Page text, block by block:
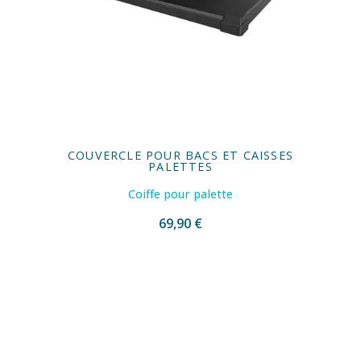
COUVERCLE POUR BACS ET CAISSES
PALETTES
Coiffe pour palette
69,90 €